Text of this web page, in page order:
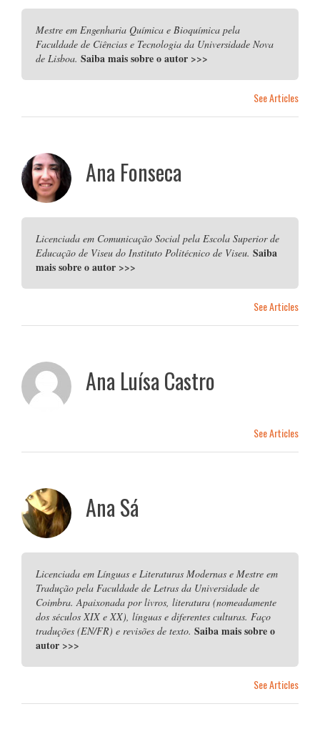
Mestre em Engenharia Química e Bioquímica pela
Faculdade de Ciências e Tecnologia da Universidade Nova
de Lisboa. Saiba mais sobre o autor >>>
See Articles
Ana Fonseca
Licenciada em Comunicação Social pela Escola Superior de
Educação de Viseu do Instituto Politécnico de Viseu. Saiba
mais sobre o autor >>>
See Articles
Ana Luísa Castro
See Articles
Ana Sá
Licenciada em Línguas e Literaturas Modernas e Mestre em
Tradução pela Faculdade de Letras da Universidade de
Coimbra. Apaixonada por livros, literatura (nomeadamente
dos séculos XIX e XX), línguas e diferentes culturas. Faço
traduções (EN/FR) e revisões de texto. Saiba mais sobre o
autor >>>
See Articles